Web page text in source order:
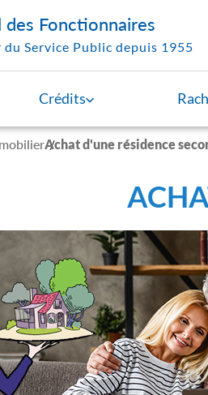
des Fonctionnaires
du Service Public depuis 1955
Crédits
Achat d'une résidence